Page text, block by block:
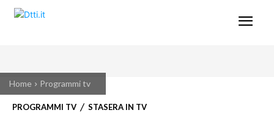
Home Programmi tv
PROGRAMMI TV STASERA IN TV